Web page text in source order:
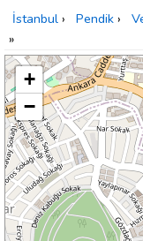
İstanbul › Pendik ›
»
+
−